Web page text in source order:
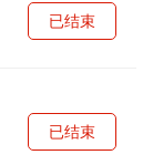
已结束
已结束